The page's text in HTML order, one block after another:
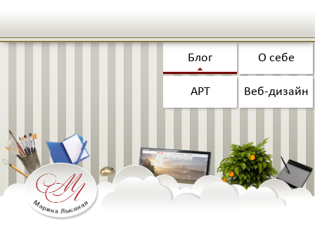
Блог О себе
АРТ Веб-дизайн